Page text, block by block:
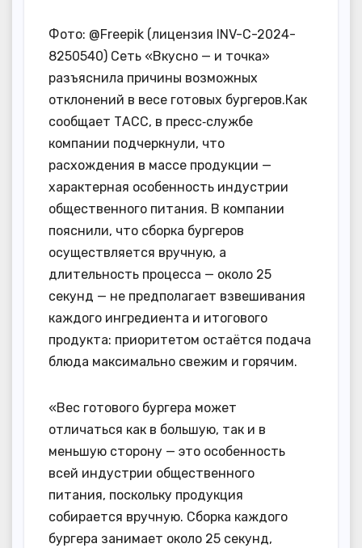
Фото: @Freepik (лицензия INV-C-2024-
8250540) Сеть «Вкусно — и точка»
разъяснила причины возможных
отклонений в весе готовых бургеров.Как
сообщает ТАСС, в пресс‑службе
компании подчеркнули, что
расхождения в массе продукции —
характерная особенность индустрии
общественного питания. В компании
пояснили, что сборка бургеров
осуществляется вручную, а
длительность процесса — около 25
секунд — не предполагает взвешивания
каждого ингредиента и итогового
продукта: приоритетом остаётся подача
блюда максимально свежим и горячим.
«Вес готового бургера может
отличаться как в большую, так и в
меньшую сторону — это особенность
всей индустрии общественного
питания, поскольку продукция
собирается вручную. Сборка каждого
бургера занимает около 25 секунд,